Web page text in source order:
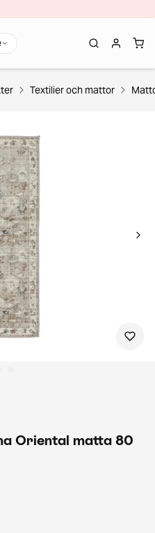
Textilier och mattor
Oriental matta 80